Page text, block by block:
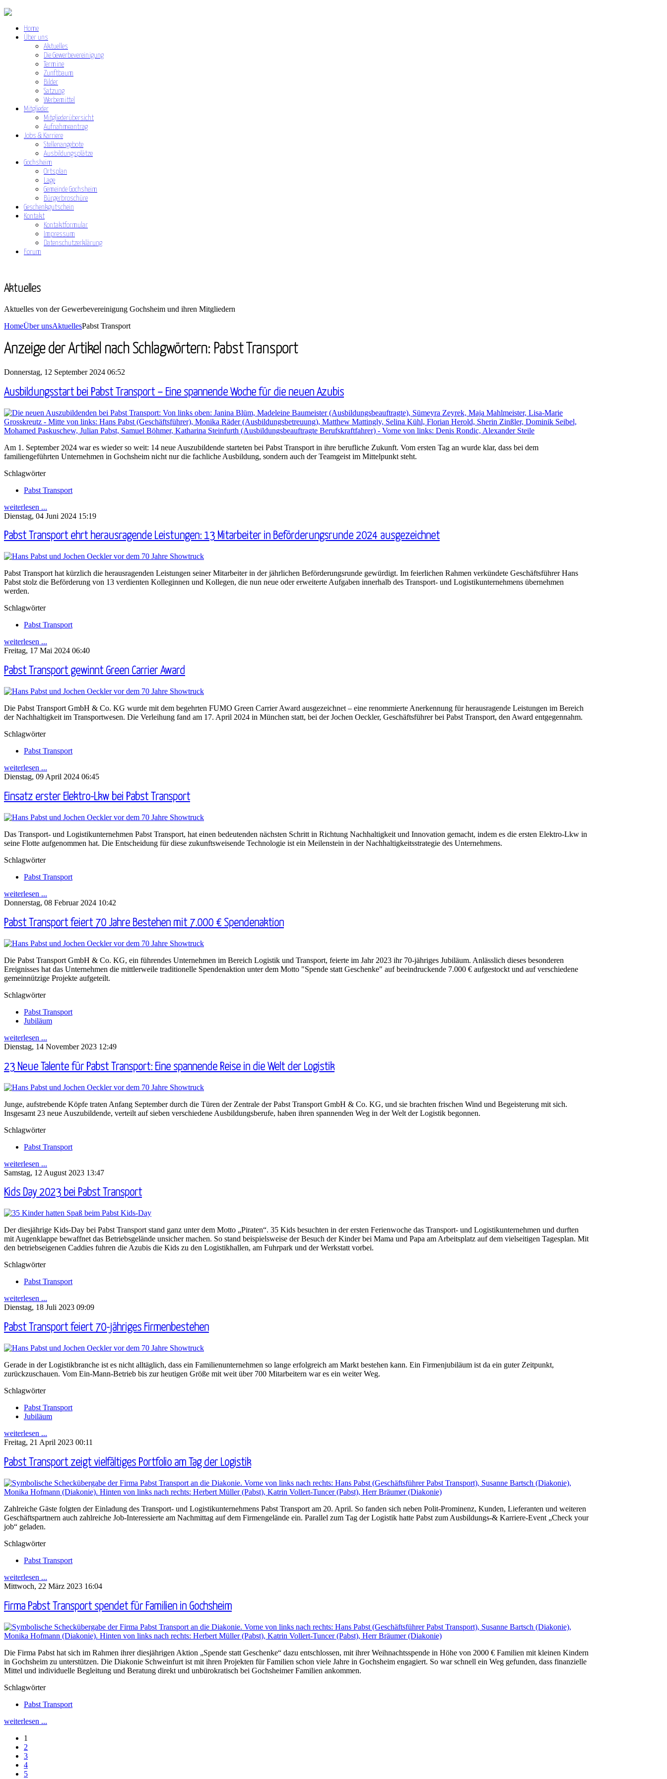
Home
Über uns
Aktuelles
Die Gewerbevereinigung
Termine
Zunftbaum
Bilder
Satzung
Werbemittel
Mitglieder
Mitgliederübersicht
Aufnahmeantrag
Jobs & Karriere
Stellenangebote
Ausbildungsplätze
Gochsheim
Ortsplan
Lage
Gemeinde Gochsheim
Bürgerbroschüre
Geschenkgutschein
Kontakt
Kontaktformular
Impressum
Datenschutzerklärung
Forum
Aktuelles
Aktuelles von der Gewerbevereinigung Gochsheim und ihren Mitgliedern
HomeÜber unsAktuellesPabst Transport
Anzeige der Artikel nach Schlagwörtern: Pabst Transport
Donnerstag, 12 September 2024 06:52
Ausbildungsstart bei Pabst Transport – Eine spannende Woche für die neuen Azubis
Am 1. September 2024 war es wieder so weit: 14 neue Auszubildende starteten bei Pabst Transport in ihre berufliche Zukunft. Vom ersten Tag an wurde klar, dass bei dem
familiengeführten Unternehmen in Gochsheim nicht nur die fachliche Ausbildung, sondern auch der Teamgeist im Mittelpunkt steht.
Schlagwörter
Pabst Transport
weiterlesen ...
Dienstag, 04 Juni 2024 15:19
Pabst Transport ehrt herausragende Leistungen: 13 Mitarbeiter in Beförderungsrunde 2024 ausgezeichnet
Pabst Transport hat kürzlich die herausragenden Leistungen seiner Mitarbeiter in der jährlichen Beförderungsrunde gewürdigt. Im feierlichen Rahmen verkündete Geschäftsführer Hans
Pabst stolz die Beförderung von 13 verdienten Kolleginnen und Kollegen, die nun neue oder erweiterte Aufgaben innerhalb des Transport- und Logistikunternehmens übernehmen
werden.
Schlagwörter
Pabst Transport
weiterlesen ...
Freitag, 17 Mai 2024 06:40
Pabst Transport gewinnt Green Carrier Award
Die Pabst Transport GmbH & Co. KG wurde mit dem begehrten FUMO Green Carrier Award ausgezeichnet – eine renommierte Anerkennung für herausragende Leistungen im Bereich
der Nachhaltigkeit im Transportwesen. Die Verleihung fand am 17. April 2024 in München statt, bei der Jochen Oeckler, Geschäftsführer bei Pabst Transport, den Award entgegennahm.
Schlagwörter
Pabst Transport
weiterlesen ...
Dienstag, 09 April 2024 06:45
Einsatz erster Elektro-Lkw bei Pabst Transport
Das Transport- und Logistikunternehmen Pabst Transport, hat einen bedeutenden nächsten Schritt in Richtung Nachhaltigkeit und Innovation gemacht, indem es die ersten Elektro-Lkw in
seine Flotte aufgenommen hat. Die Entscheidung für diese zukunftsweisende Technologie ist ein Meilenstein in der Nachhaltigkeitsstrategie des Unternehmens.
Schlagwörter
Pabst Transport
weiterlesen ...
Donnerstag, 08 Februar 2024 10:42
Pabst Transport feiert 70 Jahre Bestehen mit 7.000 € Spendenaktion
Die Pabst Transport GmbH & Co. KG, ein führendes Unternehmen im Bereich Logistik und Transport, feierte im Jahr 2023 ihr 70-jähriges Jubiläum. Anlässlich dieses besonderen
Ereignisses hat das Unternehmen die mittlerweile traditionelle Spendenaktion unter dem Motto "Spende statt Geschenke" auf beeindruckende 7.000 € aufgestockt und auf verschiedene
gemeinnützige Projekte aufgeteilt.
Schlagwörter
Pabst Transport
Jubiläum
weiterlesen ...
Dienstag, 14 November 2023 12:49
23 Neue Talente für Pabst Transport: Eine spannende Reise in die Welt der Logistik
Junge, aufstrebende Köpfe traten Anfang September durch die Türen der Zentrale der Pabst Transport GmbH & Co. KG, und sie brachten frischen Wind und Begeisterung mit sich.
Insgesamt 23 neue Auszubildende, verteilt auf sieben verschiedene Ausbildungsberufe, haben ihren spannenden Weg in der Welt der Logistik begonnen.
Schlagwörter
Pabst Transport
weiterlesen ...
Samstag, 12 August 2023 13:47
Kids Day 2023 bei Pabst Transport
Der diesjährige Kids-Day bei Pabst Transport stand ganz unter dem Motto „Piraten“. 35 Kids besuchten in der ersten Ferienwoche das Transport- und Logistikunternehmen und durften
mit Augenklappe bewaffnet das Betriebsgelände unsicher machen. So stand beispielsweise der Besuch der Kinder bei Mama und Papa am Arbeitsplatz auf dem vielseitigen Tagesplan. Mit
den betriebseigenen Caddies fuhren die Azubis die Kids zu den Logistikhallen, am Fuhrpark und der Werkstatt vorbei.
Schlagwörter
Pabst Transport
weiterlesen ...
Dienstag, 18 Juli 2023 09:09
Pabst Transport feiert 70-jähriges Firmenbestehen
Gerade in der Logistikbranche ist es nicht alltäglich, dass ein Familienunternehmen so lange erfolgreich am Markt bestehen kann. Ein Firmenjubiläum ist da ein guter Zeitpunkt,
zurückzuschauen. Vom Ein-Mann-Betrieb bis zur heutigen Größe mit weit über 700 Mitarbeitern war es ein weiter Weg.
Schlagwörter
Pabst Transport
Jubiläum
weiterlesen ...
Freitag, 21 April 2023 00:11
Pabst Transport zeigt vielfältiges Portfolio am Tag der Logistik
Zahlreiche Gäste folgten der Einladung des Transport- und Logistikunternehmens Pabst Transport am 20. April. So fanden sich neben Polit-Prominenz, Kunden, Lieferanten und weiteren
Geschäftspartnern auch zahlreiche Job-Interessierte am Nachmittag auf dem Firmengelände ein. Parallel zum Tag der Logistik hatte Pabst zum Ausbildungs-& Karriere-Event „Check your
job“ geladen.
Schlagwörter
Pabst Transport
weiterlesen ...
Mittwoch, 22 März 2023 16:04
Firma Pabst Transport spendet für Familien in Gochsheim
Die Firma Pabst hat sich im Rahmen ihrer diesjährigen Aktion „Spende statt Geschenke“ dazu entschlossen, mit ihrer Weihnachtsspende in Höhe von 2000 € Familien mit kleinen Kindern
in Gochsheim zu unterstützen. Die Diakonie Schweinfurt ist mit ihren Projekten für Familien schon viele Jahre in Gochsheim engagiert. So war schnell ein Weg gefunden, dass finanzielle
Mittel und individuelle Begleitung und Beratung direkt und unbürokratisch bei Gochsheimer Familien ankommen.
Schlagwörter
Pabst Transport
weiterlesen ...
1
2
3
4
5